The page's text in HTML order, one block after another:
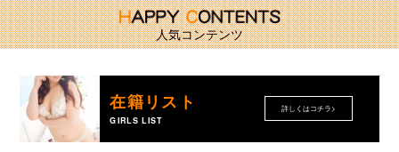
人気コンテンツ
在籍リスト
GIRLS LIST
詳しくはコチラ>